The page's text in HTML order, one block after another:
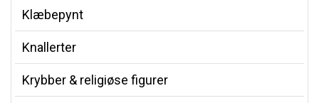
Klæbepynt
Knallerter
Krybber & religiøse figurer